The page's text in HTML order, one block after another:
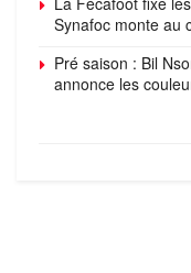
Synafoc monte au
Pré saison : Bil
annonce les